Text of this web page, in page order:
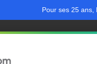
Pour ses 25 ans,